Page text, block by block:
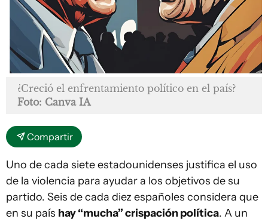
¿Creció el enfrentamiento político en el país?
Foto: Canva IA
Compartir
Uno de cada siete estadounidenses justifica el uso
de la violencia para ayudar a los objetivos de su
partido. Seis de cada diez españoles considera que
en su país hay “mucha” crispación política. A un